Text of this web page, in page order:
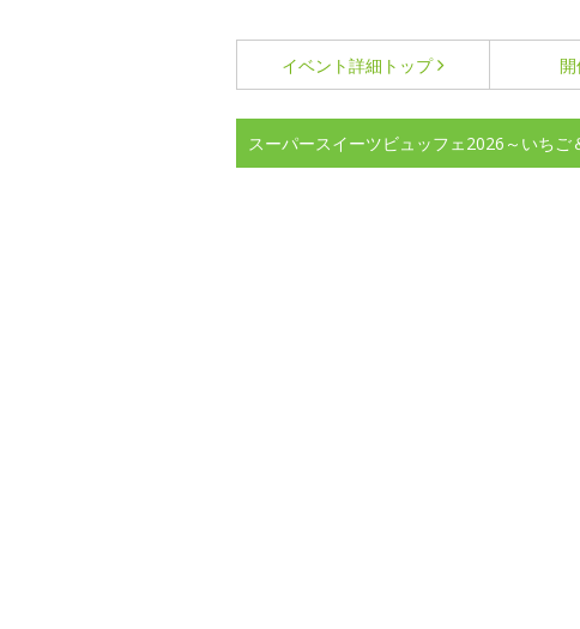
イベント詳細 トップ
スーパースイーツビュッフェ2026～いち